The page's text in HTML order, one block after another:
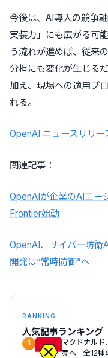
今後は、AI導入の競争
実装力」にも広がる可
う流れが進めば、従来
分担にも変化が生じる
加え、現場への適用プ
れる。
OpenAI ニュースリリー
関連記事：
OpenAIが企業のAIエー
Frontier始動
OpenAI、サイバー防
開発は“常時防御”へ
RANKING
人気記事ランキング
1
マクドナル
売へ 全12種